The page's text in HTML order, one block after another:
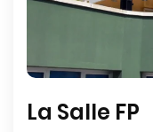
La Salle FP